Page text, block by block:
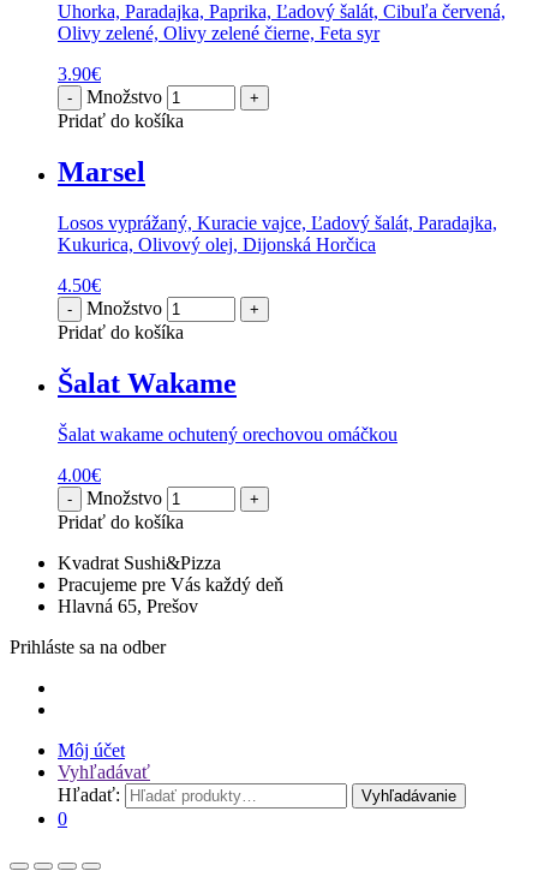
Uhorka, Paradajka, Paprika, Ľadový šalát, Cibuľa červená,
Olivy zelené, Olivy zelené čierne, Feta syr
3.90€
Množstvo
Pridať do košíka
Marsel
Losos vyprážaný, Kuracie vajce, Ľadový šalát, Paradajka,
Kukurica, Olivový olej, Dijonská Horčica
4.50€
Množstvo
Pridať do košíka
Šalat Wakame
Šalat wakame ochutený orechovou omáčkou
4.00€
Množstvo
Pridať do košíka
Kvadrat Sushi&Pizza
Pracujeme pre Vás každý deň
Hlavná 65, Prešov
Prihláste sa na odber
Môj účet
Vyhľadávať
Hľadať:
Vyhľadávanie
0